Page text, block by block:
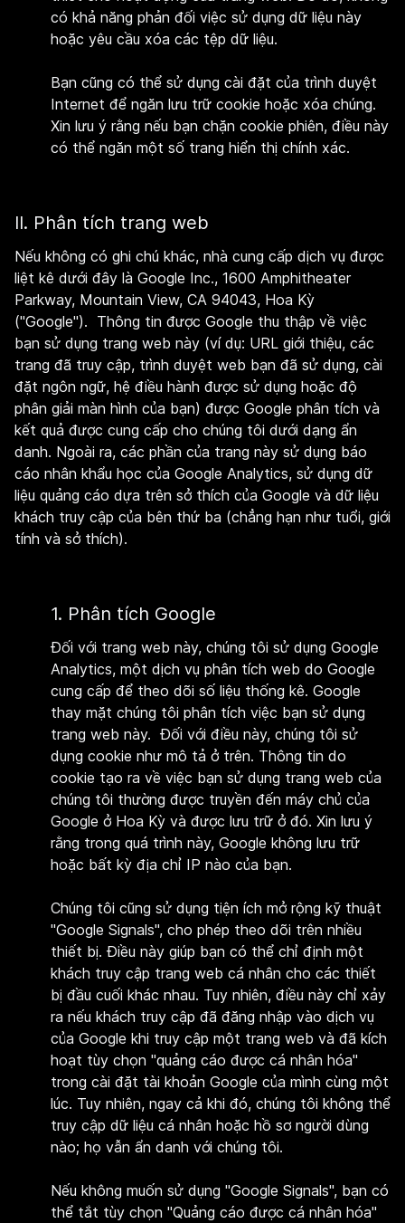
có khả năng phản đối việc sử dụng dữ liệu này
hoặc yêu cầu xóa các tệp dữ liệu.
Bạn cũng có thể sử dụng cài đặt của trình duyệt
Internet để ngăn lưu trữ cookie hoặc xóa chúng.
Xin lưu ý rằng nếu bạn chặn cookie phiên, điều này
có thể ngăn một số trang hiển thị chính xác.
II. Phân tích trang web
Nếu không có ghi chú khác, nhà cung cấp dịch vụ được
liệt kê dưới đây là Google Inc., 1600 Amphitheater
Parkway, Mountain View, CA 94043, Hoa Kỳ
("Google"). Thông tin được Google thu thập về việc
bạn sử dụng trang web này (ví dụ: URL giới thiệu, các
trang đã truy cập, trình duyệt web bạn đã sử dụng, cài
đặt ngôn ngữ, hệ điều hành được sử dụng hoặc độ
phân giải màn hình của bạn) được Google phân tích và
kết quả được cung cấp cho chúng tôi dưới dạng ẩn
danh. Ngoài ra, các phần của trang này sử dụng báo
cáo nhân khẩu học của Google Analytics, sử dụng dữ
liệu quảng cáo dựa trên sở thích của Google và dữ liệu
khách truy cập của bên thứ ba (chẳng hạn như tuổi, giới
tính và sở thích).
1. Phân tích Google
Đối với trang web này, chúng tôi sử dụng Google
Analytics, một dịch vụ phân tích web do Google
cung cấp để theo dõi số liệu thống kê. Google
thay mặt chúng tôi phân tích việc bạn sử dụng
trang web này. Đối với điều này, chúng tôi sử
dụng cookie như mô tả ở trên. Thông tin do
cookie tạo ra về việc bạn sử dụng trang web của
chúng tôi thường được truyền đến máy chủ của
Google ở Hoa Kỳ và được lưu trữ ở đó. Xin lưu ý
rằng trong quá trình này, Google không lưu trữ
hoặc bất kỳ địa chỉ IP nào của bạn.
Chúng tôi cũng sử dụng tiện ích mở rộng kỹ thuật
"Google Signals", cho phép theo dõi trên nhiều
thiết bị. Điều này giúp bạn có thể chỉ định một
khách truy cập trang web cá nhân cho các thiết
bị đầu cuối khác nhau. Tuy nhiên, điều này chỉ xảy
ra nếu khách truy cập đã đăng nhập vào dịch vụ
của Google khi truy cập một trang web và đã kích
hoạt tùy chọn "quảng cáo được cá nhân hóa"
trong cài đặt tài khoản Google của mình cùng một
lúc. Tuy nhiên, ngay cả khi đó, chúng tôi không thể
truy cập dữ liệu cá nhân hoặc hồ sơ người dùng
nào; họ vẫn ẩn danh với chúng tôi.
Nếu không muốn sử dụng "Google Signals", bạn có
thể tắt tùy chọn "Quảng cáo được cá nhân hóa"